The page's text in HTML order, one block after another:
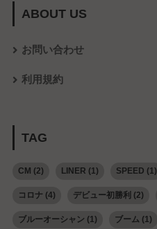
ABOUT US
お問い合わせ
利用規約
TAG
CM (2) LINER (1) SPEED (1)
コロナ(4) デビュー初勝利 (2)
ブルーオーシャン (1) ブーム(1)